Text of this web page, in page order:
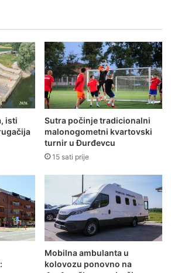
isti
Sutra počinje tradicionalni
malonogometni kvartovski
turnir u Đurđevcu
15 sati prije
Mobilna ambulanta u
kolovozu ponovno na